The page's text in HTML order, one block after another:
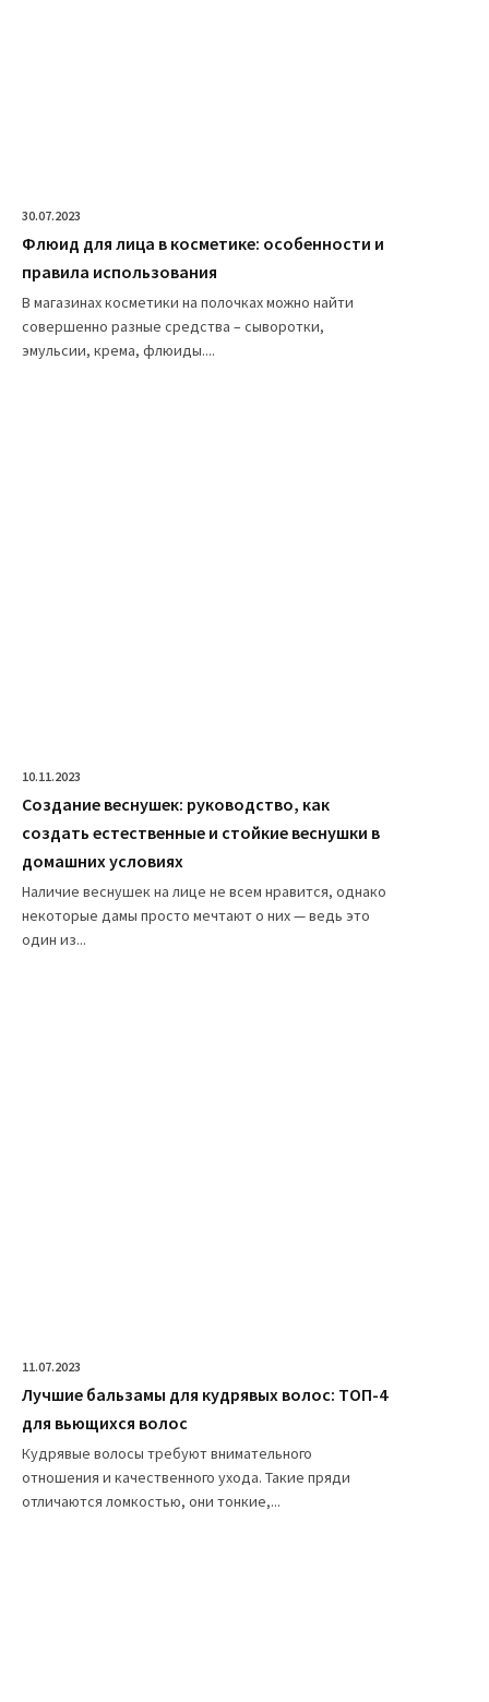
30.07.2023
Флюид для лица в косметике: особенности и
правила использования
В магазинах косметики на полочках можно найти
совершенно разные средства – сыворотки,
эмульсии, крема, флюиды....
10.11.2023
Создание веснушек: руководство, как
создать естественные и стойкие веснушки в
домашних условиях
Наличие веснушек на лице не всем нравится, однако
некоторые дамы просто мечтают о них — ведь это
один из...
11.07.2023
Лучшие бальзамы для кудрявых волос: ТОП-4
для вьющихся волос
Кудрявые волосы требуют внимательного
отношения и качественного ухода. Такие пряди
отличаются ломкостью, они тонкие,...